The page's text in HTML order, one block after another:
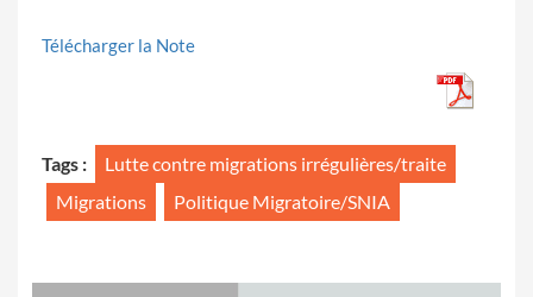
Télécharger la Note
Tags :
Lutte contre migrations irrégulières/traite
Migrations
Politique Migratoire/SNIA